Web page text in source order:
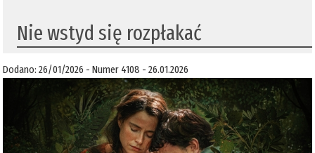
Nie wstyd się rozpłakać
Dodano: 26/01/2026 - Numer 4108 - 26.01.2026